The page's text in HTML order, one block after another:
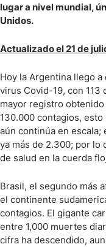
lugar a nivel mundial,
Unidos.
Actualizado el 21 de
Hoy la Argentina llego
virus Covid-19, con 113
mayor registro
130.000 contagios,
aún continúa en
ya más de 2.300; por lo
de salud en la cuerda
Brasil, el segundo más
el continente
contagios. El gigante
entre 1,000 muertes
cifra ha descendido,